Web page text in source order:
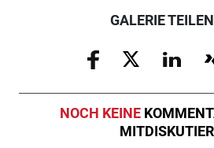
GALERIE
NOCH KEINE